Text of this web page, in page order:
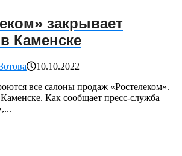
закрывает
Каменске
10.10.2022
все салоны продаж «Ростелеком».
Как сообщает пресс-служба